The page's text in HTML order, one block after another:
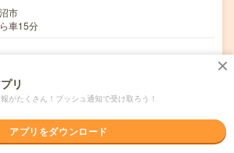
市
車15分
事できる方、大歓迎！
円
リ
がたくさん！プッシュ通知で受け取ろう！
アプリをダウンロード